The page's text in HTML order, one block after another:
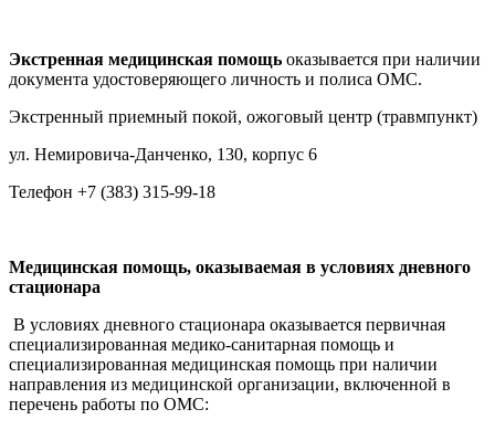
Экстренная медицинская помощь оказывается при наличии
документа удостоверяющего личность и полиса ОМС.
Экстренный приемный покой, ожоговый центр (травмпункт)
ул. Немировича-Данченко, 130, корпус 6
Телефон +7 (383) 315-99-18
Медицинская помощь, оказываемая в условиях дневного
стационара
В условиях дневного стационара оказывается первичная
специализированная медико-санитарная помощь и
специализированная медицинская помощь при наличии
направления из медицинской организации, включенной в
перечень работы по ОМС: